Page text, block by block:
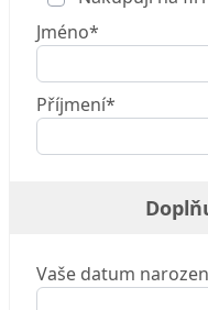
Jméno*
Příjmení*
Vaše datum